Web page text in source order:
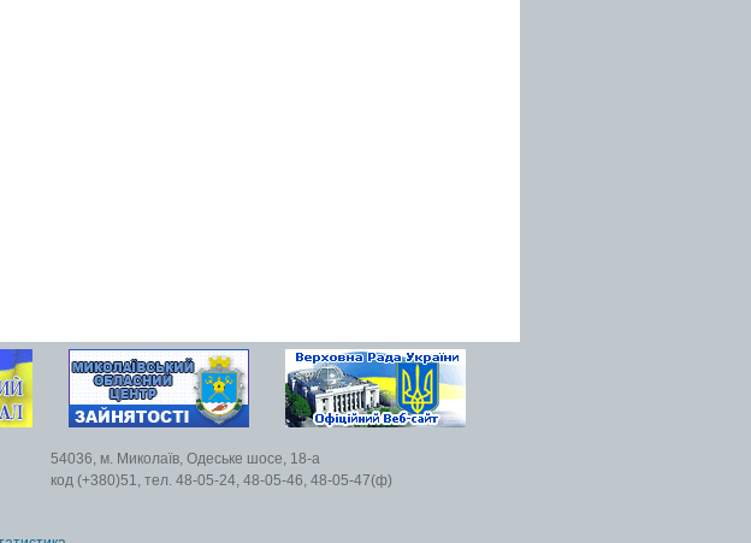
54036, м. Миколаїв, Одеське шосе, 18-а
код (+380)51, тел. 48-05-24, 48-05-46, 48-05-47(ф)